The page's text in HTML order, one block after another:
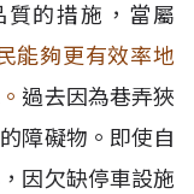
的措施，當屬
能夠更有效率地
過去因為巷弄狹
障礙物。即使自
因欠缺停車設施